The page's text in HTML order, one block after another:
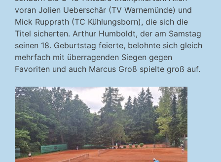
voran Jolien Ueberschär (TV Warnemünde) und
Mick Rupprath (TC Kühlungsborn), die sich die
Titel sicherten. Arthur Humboldt, der am Samstag
seinen 18. Geburtstag feierte, belohnte sich gleich
mehrfach mit überragenden Siegen gegen
Favoriten und auch Marcus Groß spielte groß auf.